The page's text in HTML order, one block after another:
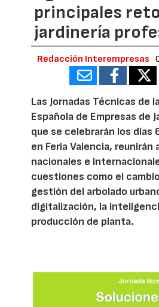
principales
jardinería
Redacción Interempresas
Las Jornadas Técnicas de
Española de Empresas de
que se celebrarán los días
en Feria Valencia, reunirán
nacionales e
cuestiones como el
gestión del arbolado
digitalización, la
producción de planta.